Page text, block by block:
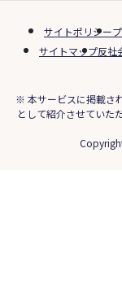
サイトポリシー
サイトマップ反社
※ 本サービスに掲載さ
として紹介させていた